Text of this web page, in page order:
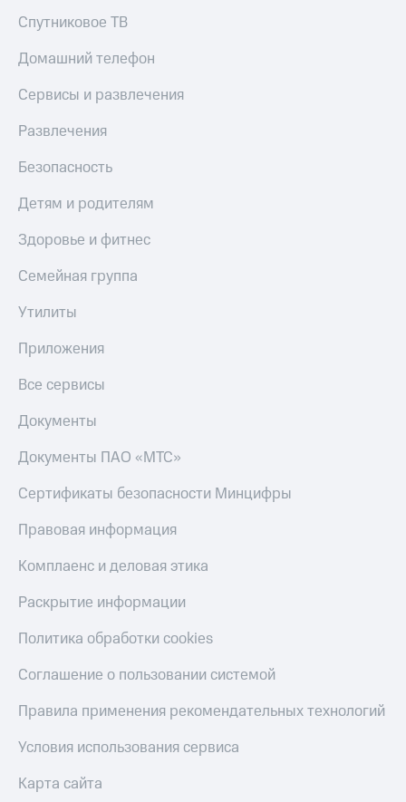
Спутниковое ТВ
Домашний телефон
Сервисы и развлечения
Развлечения
Безопасность
Детям и родителям
Здоровье и фитнес
Семейная группа
Утилиты
Приложения
Все сервисы
Документы
Документы ПАО «МТС»
Сертификаты безопасности Минцифры
Правовая информация
Комплаенс и деловая этика
Раскрытие информации
Политика обработки cookies
Соглашение о пользовании системой
Правила применения рекомендательных технологий
Условия использования сервиса
Карта сайта